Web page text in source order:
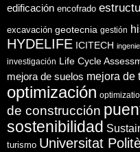
edificación encofrado
excavación geotecnia gestión
HYDELIFE ICITECH
investigación Life Cycle
mejora de suelos mejora de
optimización
de construcción
sostenibilidad
turismo Universitat